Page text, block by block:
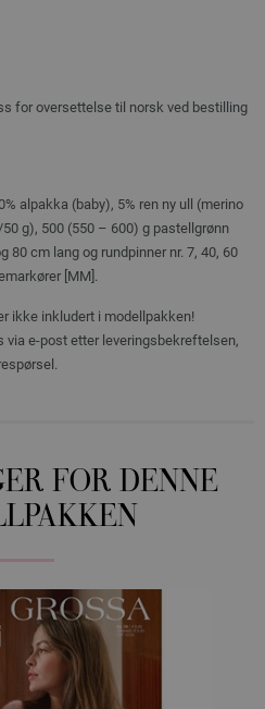
for oversettelse til norsk ved bestilling
alpakka (baby), 5% ren ny ull (merino
g), 500 (550 – 600) g pastellgrønn
80 cm lang og rundpinner nr. 7, 40, 60
[MM].
ikke inkludert i modellpakken!
e-post etter leveringsbekreftelsen,
FOR DENNE